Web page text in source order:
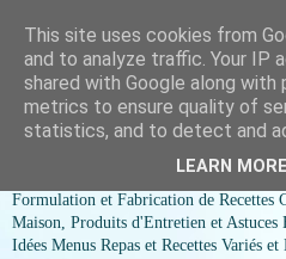
cosmetiques
idées menus
Formulation et Fabrication de Recettes
Maison, Produits d'Entretien et Astuces
Idées Menus Repas et Recettes Variés
This site uses cookies from
and to analyze traffic. Your IP
shared with Google along
metrics to ensure quality of
statistics, and to detect and
LEARN MORE